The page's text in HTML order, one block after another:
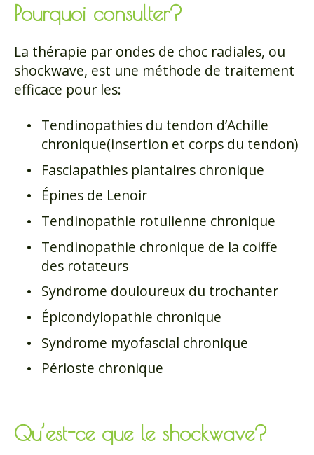
Pourquoi consulter?
La thérapie par ondes de choc radiales, ou
shockwave, est une méthode de traitement
efficace pour les:
Tendinopathies du tendon d’Achille
chronique(insertion et corps du tendon)
Fasciapathies plantaires chronique
Épines de Lenoir
Tendinopathie rotulienne chronique
Tendinopathie chronique de la coiffe
des rotateurs
Syndrome douloureux du trochanter
Épicondylopathie chronique
Syndrome myofascial chronique
Périoste chronique
Qu’est-ce que le shockwave?